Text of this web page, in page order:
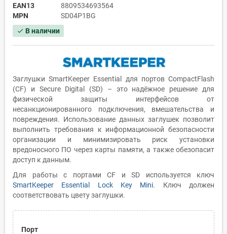
EAN13
8809534693564
MPN
SD04P1BG
check В наличии
Заглушки SmartKeeper Essential для портов CompactFlash
(CF) и Secure Digital (SD) – это надёжное решение для
физической защиты интерфейсов от
несанкционированного подключения, вмешательства и
повреждения. Использование данных заглушек позволит
выполнить требования к информационной безопасности
организации и минимизировать риск установки
вредоносного ПО через карты памяти, а также обезопасит
доступ к данным.
Для работы с портами CF и SD используется ключ
SmartKeeper Essential Lock Key Mini. Ключ должен
соответствовать цвету заглушки.
Порт